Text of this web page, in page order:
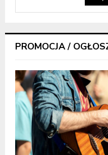
PROMOCJA /